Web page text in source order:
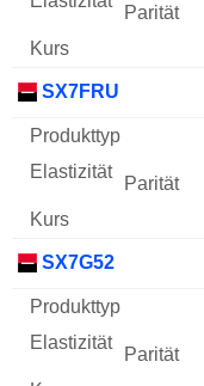
SX7FRU
SX7G52